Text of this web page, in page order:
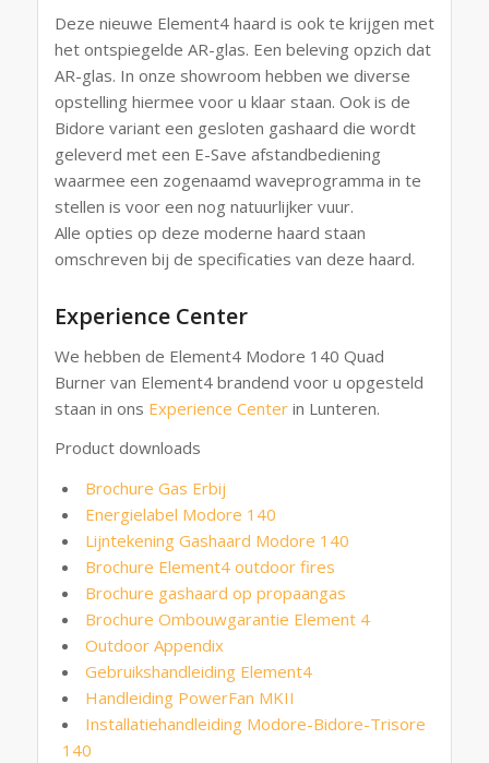
Deze nieuwe Element4 haard is ook te krijgen met
het ontspiegelde AR-glas. Een beleving opzich dat
AR-glas. In onze showroom hebben we diverse
opstelling hiermee voor u klaar staan. Ook is de
Bidore variant een gesloten gashaard die wordt
geleverd met een E-Save afstandbediening
waarmee een zogenaamd waveprogramma in te
stellen is voor een nog natuurlijker vuur.
Alle opties op deze moderne haard staan
omschreven bij de specificaties van deze haard.
Experience Center
We hebben de Element4 Modore 140 Quad
Burner van Element4 brandend voor u opgesteld
staan in ons Experience Centerin Lunteren.
Product downloads
Brochure Gas Erbij
Energielabel Modore 140
Lijntekening Gashaard Modore 140
Brochure Element4 outdoor fires
Brochure gashaard op propaangas
Brochure Ombouwgarantie Element 4
Outdoor Appendix
Gebruikshandleiding Element4
Handleiding PowerFan MKII
Installatiehandleiding Modore-Bidore-Trisore
140